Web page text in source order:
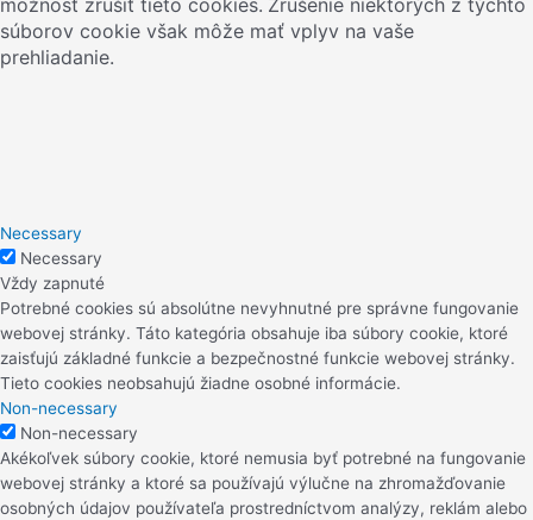
možnosť zrušiť tieto cookies. Zrušenie niektorých z týchto
súborov cookie však môže mať vplyv na vaše
prehliadanie.
Necessary
Necessary
Vždy zapnuté
Potrebné cookies sú absolútne nevyhnutné pre správne fungovanie
webovej stránky. Táto kategória obsahuje iba súbory cookie, ktoré
zaisťujú základné funkcie a bezpečnostné funkcie webovej stránky.
Tieto cookies neobsahujú žiadne osobné informácie.
Non-necessary
Non-necessary
Akékoľvek súbory cookie, ktoré nemusia byť potrebné na fungovanie
webovej stránky a ktoré sa používajú výlučne na zhromažďovanie
osobných údajov používateľa prostredníctvom analýzy, reklám alebo